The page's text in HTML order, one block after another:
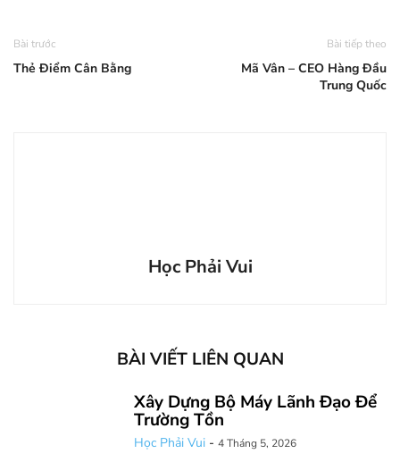
Bài trước
Thẻ Điểm Cân Bằng
Bài tiếp theo
Mã Vân – CEO Hàng Đầu
Trung Quốc
Học Phải Vui
BÀI VIẾT LIÊN QUAN
Xây Dựng Bộ Máy Lãnh Đạo Để
Trường Tồn
Học Phải Vui - 4 Tháng 5, 2026